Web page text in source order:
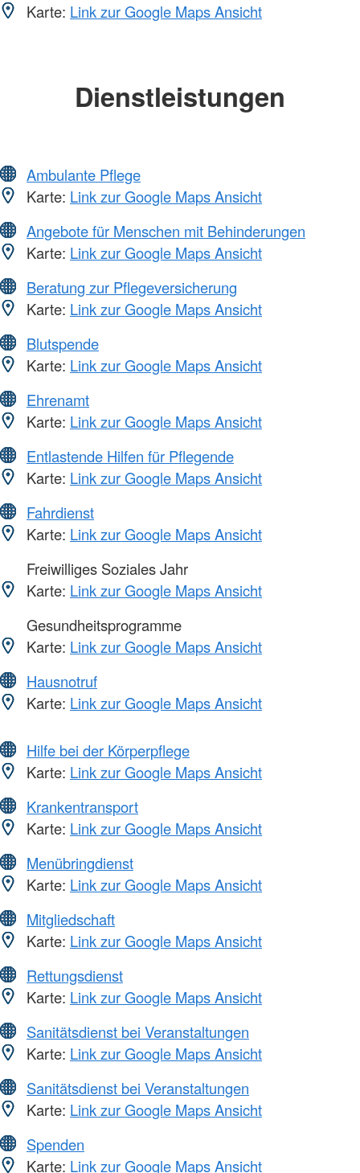
Karte: Link zur Google Maps Ansicht
Dienstleistungen
Ambulante Pflege
Karte: Link zur Google Maps Ansicht
Angebote für Menschen mit Behinderungen
Karte: Link zur Google Maps Ansicht
Beratung zur Pflegeversicherung
Karte: Link zur Google Maps Ansicht
Blutspende
Karte: Link zur Google Maps Ansicht
Ehrenamt
Karte: Link zur Google Maps Ansicht
Entlastende Hilfen für Pflegende
Karte: Link zur Google Maps Ansicht
Fahrdienst
Karte: Link zur Google Maps Ansicht
Freiwilliges Soziales Jahr
Karte: Link zur Google Maps Ansicht
Gesundheitsprogramme
Karte: Link zur Google Maps Ansicht
Hausnotruf
Karte: Link zur Google Maps Ansicht
Hilfe bei der Körperpflege
Karte: Link zur Google Maps Ansicht
Krankentransport
Karte: Link zur Google Maps Ansicht
Menübringdienst
Karte: Link zur Google Maps Ansicht
Mitgliedschaft
Karte: Link zur Google Maps Ansicht
Rettungsdienst
Karte: Link zur Google Maps Ansicht
Sanitätsdienst bei Veranstaltungen
Karte: Link zur Google Maps Ansicht
Sanitätsdienst bei Veranstaltungen
Karte: Link zur Google Maps Ansicht
Spenden
Karte: Link zur Google Maps Ansicht